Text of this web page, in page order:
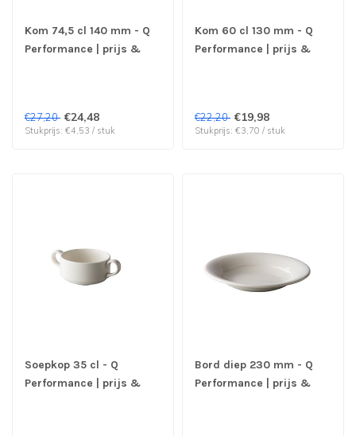
Kom 74,5 cl 140 mm - Q
Performance | prijs &
€27,20 €24,48
Stukprijs: €4,53 / stuk
Kom 60 cl 130 mm - Q
Performance | prijs &
€22,20 €19,98
Stukprijs: €3,70 / stuk
Soepkop 35 cl - Q
Performance | prijs &
Bord diep 230 mm - Q
Performance | prijs &